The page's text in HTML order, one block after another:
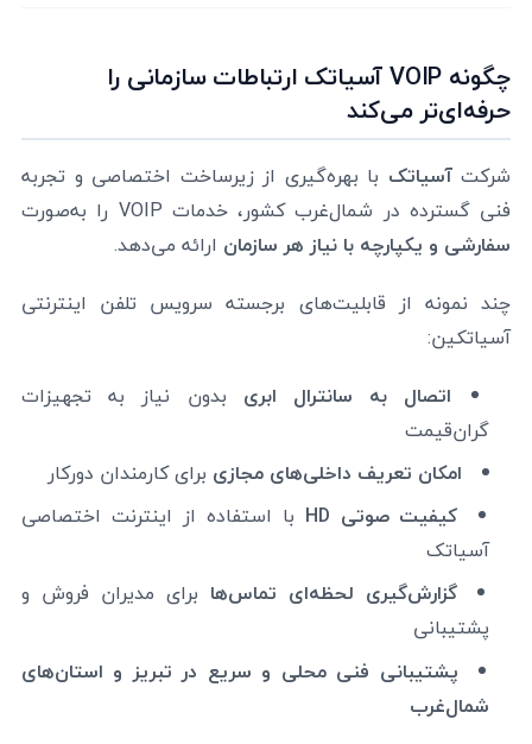
چگونه VOIP آسیاتک ارتباطات سازمانی را
حرفه‌ای‌تر می‌کند
شرکتآسیاتک با بهره‌گیری از زیرساخت اختصاصی و تجربه
فنی گسترده در شمال‌غرب کشور، خدمات VOIP را به‌صورت
سفارشی و یکپارچه با نیاز هر سازمان ارائه می‌دهد.
چند نمونه از قابلیت‌های برجسته سرویس تلفن اینترنتی
آسیاتکین:
اتصال به سانترال ابری بدون نیاز به تجهیزات
گران‌قیمت
امکان تعریف داخلی‌های مجازی برای کارمندان دورکار
کیفیت صوتی HD
با استفاده از اینترنت اختصاصی
آسیاتک
گزارش‌گیری لحظه‌ای تماس‌ها برای مدیران فروش و
پشتیبانی
پشتیبانی فنی محلی و سریع در تبریز و استان‌های
شمال‌غرب